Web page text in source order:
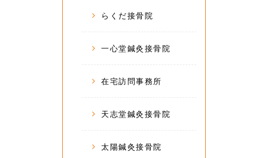
らくだ接骨院
一心堂鍼灸接骨院
在宅訪問事務所
天志堂鍼灸接骨院
太陽鍼灸接骨院